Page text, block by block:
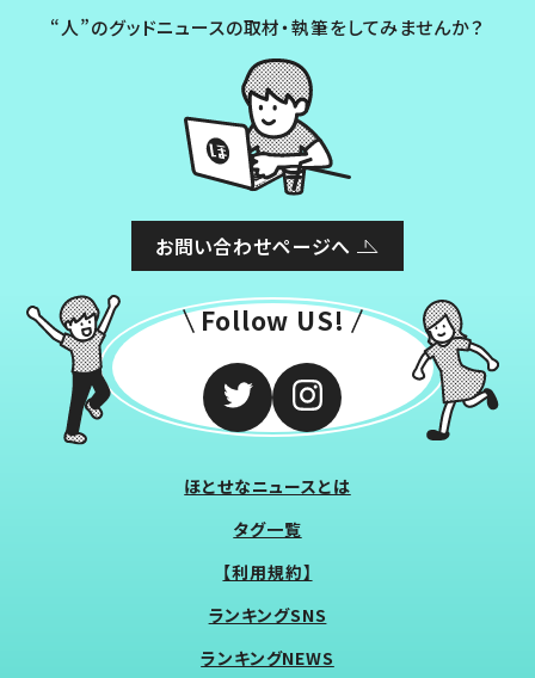
“人”のグッドニュースの取材・執筆をしてみませんか？
お問い合わせページへ
Follow US!
ほとせなニュースとは
タグ一覧
【利用規約】
ランキングSNS
ランキングNEWS